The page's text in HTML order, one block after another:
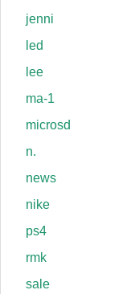
jenni
led
lee
ma-1
microsd
n.
news
nike
ps4
rmk
sale